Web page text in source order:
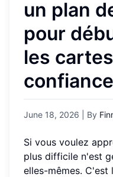
un plan
pour
les
confiance
June 18, 2026 | By
Si vous voulez
plus difficile n'est
elles-mêmes.